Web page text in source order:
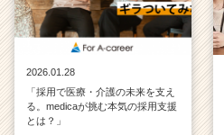
2026.01.28
「採用で医療・介護の未来を支え
る。medicaが挑む本気の採用支援
とは？」